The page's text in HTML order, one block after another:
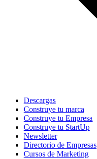
Descargas
Construye tu marca
Construye tu Empresa
Construye tu StartUp
Newsletter
Directorio de Empresas
Cursos de Marketing